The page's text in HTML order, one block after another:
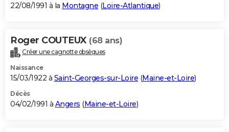
22/08/1991 à la Montagne (Loire-Atlantique)
Roger COUTEUX (68 ans)
Créer une cagnotte obsèques
Naissance
15/03/1922 à Saint-Georges-sur-Loire (Maine-et-Loire)
Décès
04/02/1991 à Angers (Maine-et-Loire)